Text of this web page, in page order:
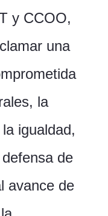
y CCOO,
una
la
igualdad,
de
avance de